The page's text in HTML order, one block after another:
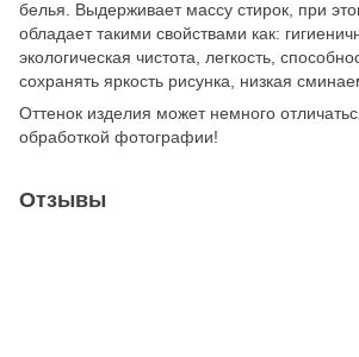
белья. Выдерживает массу стирок, при
обладает такими свойствами как:
экологическая чистота, легкость,
сохранять яркость рисунка, низкая
Оттенок изделия может немного
обработкой фотографии!
Отзывы